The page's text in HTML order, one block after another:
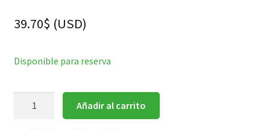
39.70$ (USD)
Disponible para reserva
Añadir al carrito